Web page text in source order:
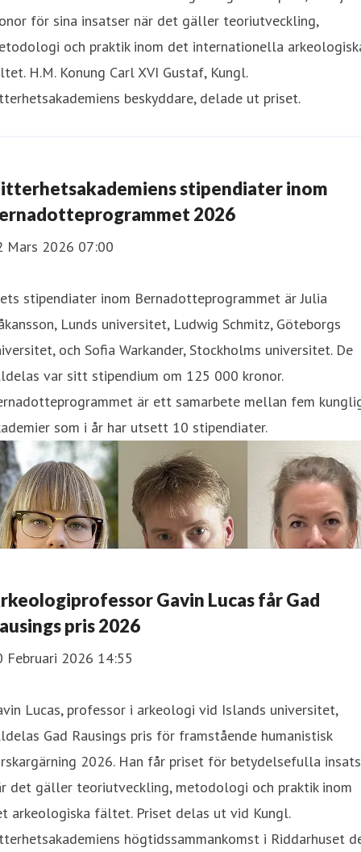
för sina insatser när det gäller teoriutveckling,
och praktik inom det internationella
H.M. Konung Carl XVI Gustaf, Kungl.
beskyddare, delade ut priset.
stipendiater inom
2026
Mars 2026 07:00
stipendiater inom Bernadotteprogrammet är Julia
Lunds universitet, Ludwig Schmitz, Göteborgs
och Sofia Warkander, Stockholms universitet. De
var sitt stipendium om 125 000 kronor.
är ett samarbete mellan fem
som i år har utsett 10 stipendiater.
Gavin Lucas får Gad
pris 2026
Februari 2026 14:55
Lucas, professor i arkeologi vid Islands universitet,
Gad Rausings pris för framstående humanistisk
2026. Han får priset för betydelsefulla
det gäller teoriutveckling, metodologi och praktik inom
arkeologiska fältet. Priset delas ut vid Kungl.
högtidssammankomst i Riddarhuset